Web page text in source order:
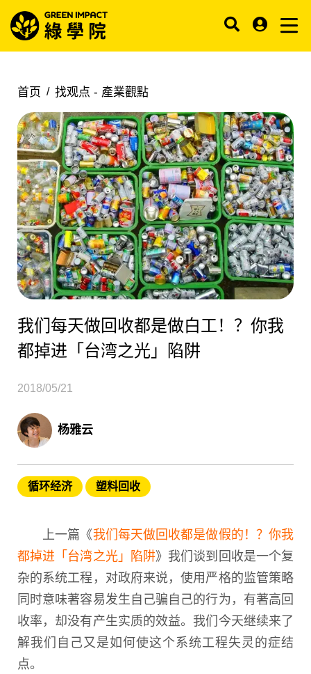
首页 找观点 - 產業觀點
我们每天做回收都是做白工！？你我
都掉进「台湾之光」陷阱
2018/05/21
杨雅云
循环经济 塑料回收
上一篇《我们每天做回收都是做假的！？你我
都掉进「台湾之光」陷阱》我们谈到回收是一个复
杂的系统工程，对政府来说，使用严格的监管策略
同时意味著容易发生自己骗自己的行为，有著高回
收率，却没有产生实质的效益。我们今天继续来了
解我们自己又是如何使这个系统工程失灵的症结
点。